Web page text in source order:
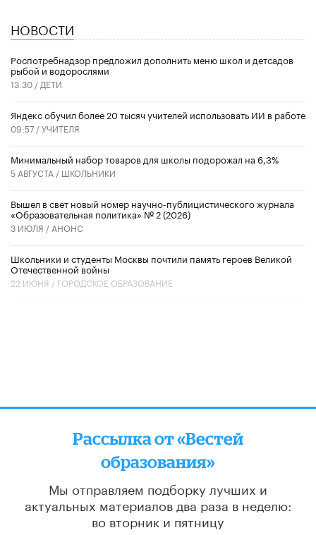
НОВОСТИ
Роспотребнадзор предложил дополнить меню школ и детсадов
рыбой и водорослями
13:30 / ДЕТИ
​Яндекс обучил более 20 тысяч учителей использовать ИИ в работе
09:57 /УЧИТЕЛЯ
Минимальный набор товаров для школы подорожал на 6,3%
5 АВГУСТА / ШКОЛЬНИКИ
Вышел в свет новый номер научно-публицистического журнала
«Образовательная политика» № 2 (2026)
3 ИЮЛЯ / АНОНС
Школьники и студенты Москвы почтили память героев Великой
Отечественной войны
22 ИЮНЯ / ГОРОДСКОЕ ОБРАЗОВАНИЕ
Рассылка от «Вестей
образования»
Мы отправляем подборку лучших и
актуальных материалов два раза в неделю:
во вторник и пятницу